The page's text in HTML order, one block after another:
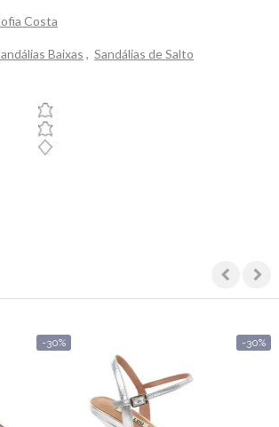
Costa
Baixas , Sandálias de Salto
-30% -30%